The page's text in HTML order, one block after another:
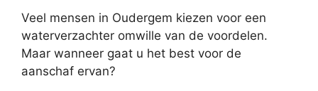
Veel mensen in Oudergem kiezen voor een
waterverzachter omwille van de voordelen.
Maar wanneer gaat u het best voor de
aanschaf ervan?